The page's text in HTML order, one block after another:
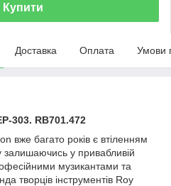
Купити
Доставка Оплата Умови
303. RB701.472
вже багато років є втіленням
залишаючись у привабливій
музикантами та
творців інструментів Roy